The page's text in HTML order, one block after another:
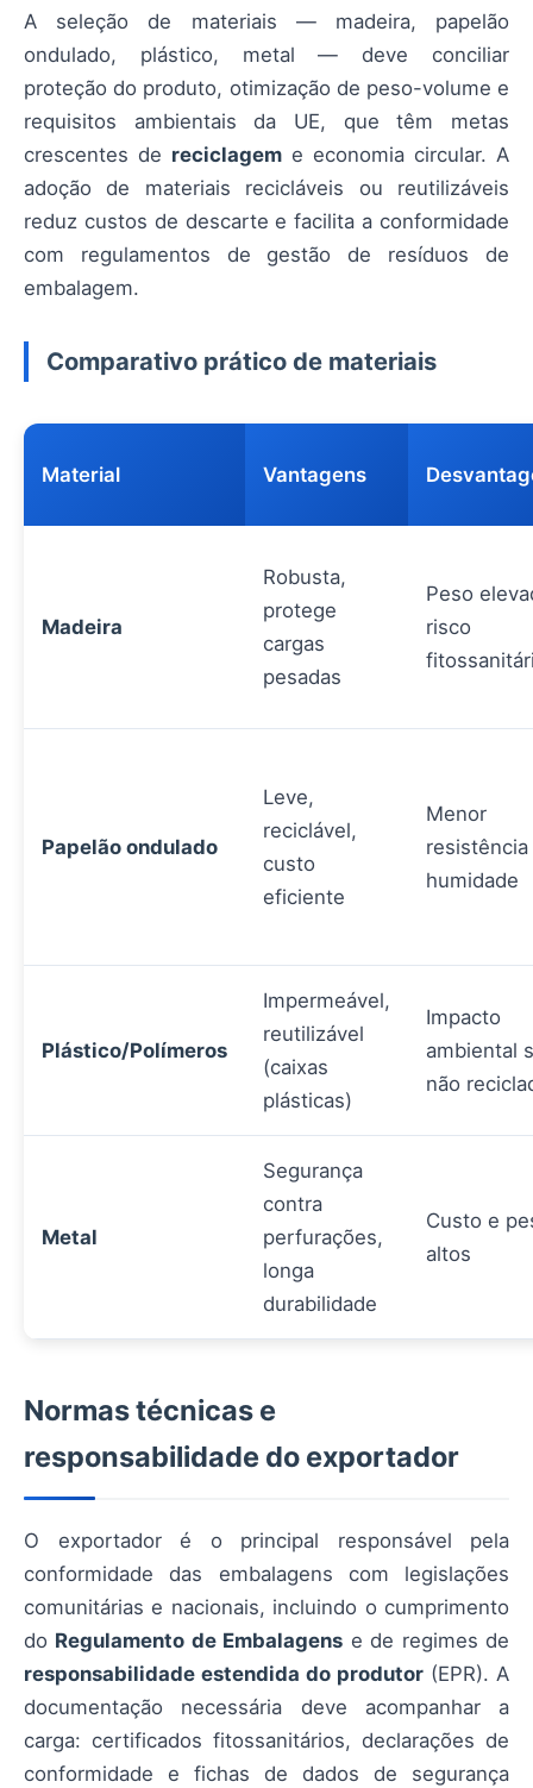
A seleção de materiais — madeira, papelão
ondulado, plástico, metal — deve conciliar
proteção do produto, otimização de peso-volume e
requisitos ambientais da UE, que têm metas
crescentes de reciclagem e economia circular. A
adoção de materiais recicláveis ou reutilizáveis
reduz custos de descarte e facilita a conformidade
com regulamentos de gestão de resíduos de
embalagem.
Comparativo prático de materiais
Material Vantagens
Madeira
Robusta,
protege
cargas
pesadas
Peso
risco
Papelão ondulado
Leve,
reciclável,
custo
eficiente
Menor
resistência
humidade
Plástico/Polímeros
Impermeável,
reutilizável
(caixas
plásticas)
Impacto
ambiental
não
Metal
Segurança
contra
perfurações,
longa
durabilidade
Custo e
altos
Normas técnicas e
responsabilidade do exportador
O exportador é o principal responsável pela
conformidade das embalagens com legislações
comunitárias e nacionais, incluindo o cumprimento
do Regulamento de Embalagens e de regimes de
responsabilidade estendida do produtor (EPR). A
documentação necessária deve acompanhar a
carga: certificados fitossanitários, declarações de
conformidade e fichas de dados de segurança